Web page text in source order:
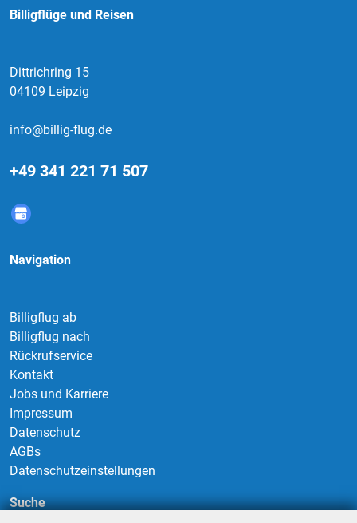
Billigflüge und Reisen
Dittrichring 15
04109 Leipzig
info@billig-flug.de
+49 341 221 71 507
Navigation
Billigflug ab
Billigflug nach
Rückrufservice
Kontakt
Jobs und Karriere
Impressum
Datenschutz
AGBs
Datenschutzeinstellungen
Suche